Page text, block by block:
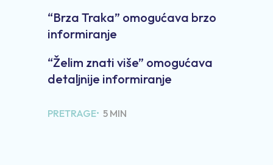
“Brza Traka” omogućava brzo
informiranje
“Želim znati više” omogućava
detaljnije informiranje
PRETRAGE• 5 MIN